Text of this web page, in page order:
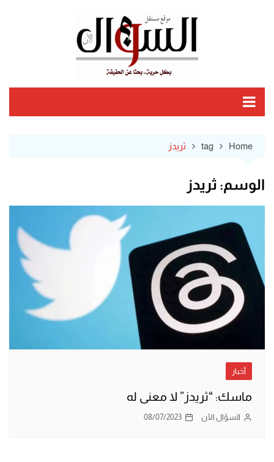
Home
tag ثريدز
الوسم: ثريدز
أخبار
ماسك: “ثريدز” لا معنى له
السؤال الآن 08/07/2023